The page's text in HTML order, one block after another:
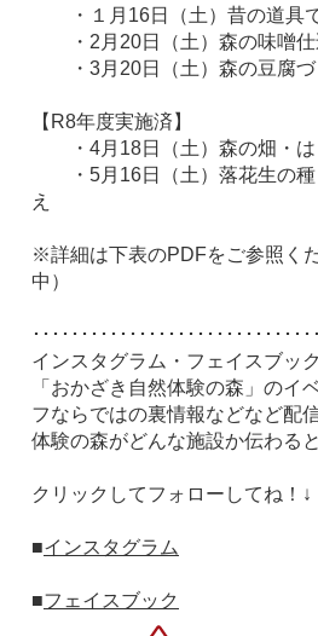
・１月16日（土）昔の道具
・2月20日（土）森の味噌仕
・3月20日（土）森の豆腐づ
【R8年度実施済】
・4月18日（土）森の畑・は
・5月16日（土）落花生の種
え
※詳細は下表のPDFをご参照く
中）
･････････････････････････････
インスタグラム・フェイスブッ
「おかざき自然体験の森」のイ
フならではの裏情報などなど配
体験の森がどんな施設か伝わる
クリックしてフォローしてね！↓
■インスタグラム
■フェイスブック